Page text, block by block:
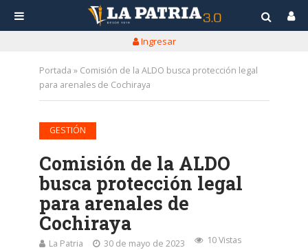
Ingresar
Portada » Comisión de la ALDO busca protección legal
para arenales de Cochiraya
GESTIÓN
Comisión de la ALDO
busca protección legal
para arenales de
Cochiraya
La Patria 30 de mayo de 2023 10 Vistas